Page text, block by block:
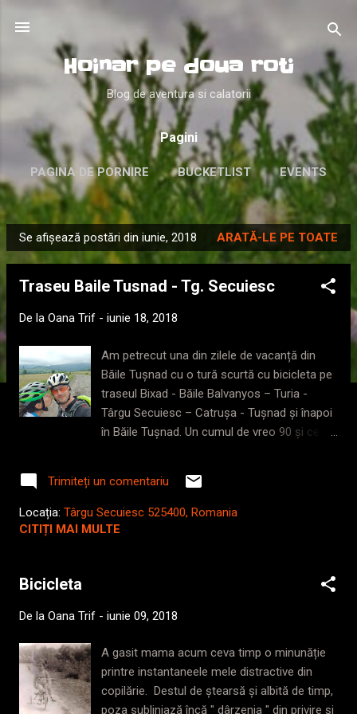
Treceți la conținutul principal
Hoinar pe doua roti
Blog de aventura si calatorii
Pagini
PAGINA DE PORNIRE BUCKETLIST EVENTS
ABOUT MAI MULTE… LIKE
P
o
Se afișează postări din iunie, 2018 ARATĂ-LE PE TOATE
Traseu Baile Tusnad - Tg. Secuiesc
De la Oana Trif - iunie 18, 2018
Am petrecut una din zilele de vacanță din
Băile Tușnad cu o tură scurtă cu bicicleta pe
traseul Bixad - Băile Balvanyos – Turia -
Târgu Secuiesc – Catrușa - Tușnad și înapoi
în Băile Tușnad. Un cumul de vreo 90 și ceva
așteptam plimbarea asta, chiar dacă
prognoza meteo se anunța a fi mai degrabă
neprietenoasă decât bună cu biciclistul de
grozăvii, totul va fi bine ( da, am grijă la
purces la drum, iar până în Bixad și pe toată
lungimea localității am mers întins, chiar
dacă era deal. Ei bine, imediat ce s-a
Trimiteți un comentariu
Locația: Târgu Secuiesc 525400, Romania
CITIȚI MAI MULTE
Bicicleta
De la Oana Trif - iunie 09, 2018
A gasit mama acum ceva timp o minunăție
printre instantaneele mele distractive din
copilărie. Destul de ștearsă și albită de timp,
poza subliniază încă " dârzenia " din privire și